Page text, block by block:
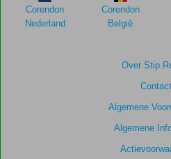
de
relevantie
Over Stip
Contact
Algemene
Algemene
Corendon
Nederland
Corendon
België